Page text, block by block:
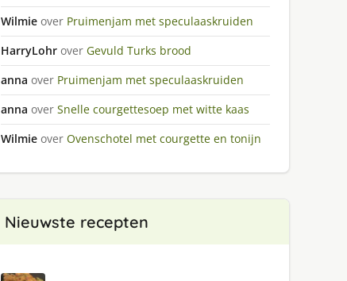
Wilmie over Pruimenjam met speculaaskruiden
HarryLohr over Gevuld Turks brood
anna over Pruimenjam met speculaaskruiden
anna over Snelle courgettesoep met witte kaas
Wilmie over Ovenschotel met courgette en tonijn
Nieuwste recepten